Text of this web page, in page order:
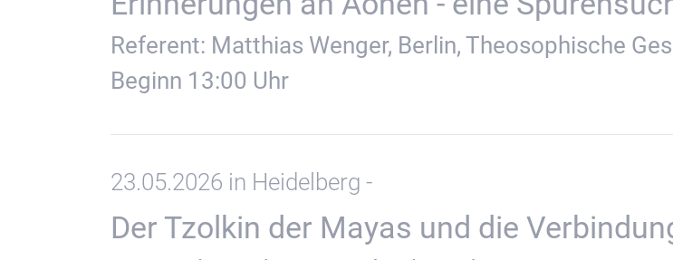
Referent: Matthias Wenger, Berlin, Theosophische
Beginn 13:00 Uhr
23.05.2026 in Heidelberg -
Der Tzolkin der Mayas und die